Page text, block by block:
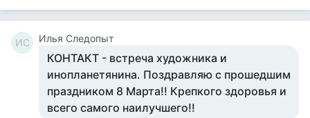
ИС Илья Следопыт
КОНТАКТ - встреча художника и
инопланетянина. Поздравляю с прошедшим
праздником 8 Марта!! Крепкого здоровья и
всего самого наилучшего!!